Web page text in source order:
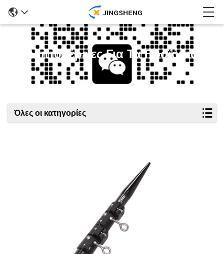
Λεπτομέρειες Για Τα Προϊόντα
Όλες οι κατηγορίες